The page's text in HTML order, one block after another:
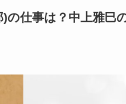
の仕事は？中上雅巳